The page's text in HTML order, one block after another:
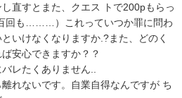
直すとまた、クエス トで200pもらっ
回も………）これっていつか罪に問わ
いけなくなりますか.?また、どのく
安心できますか？？
レたくありません..
れないです。自業自得なんですが ち